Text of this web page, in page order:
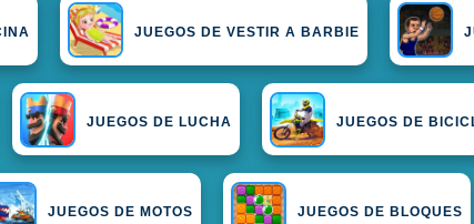
JUEGOS DE VESTIR A BARBIE
JUEGOS DE LUCHA JUEGOS DE
JUEGOS DE MOTOS JUEGOS DE BLOQUES